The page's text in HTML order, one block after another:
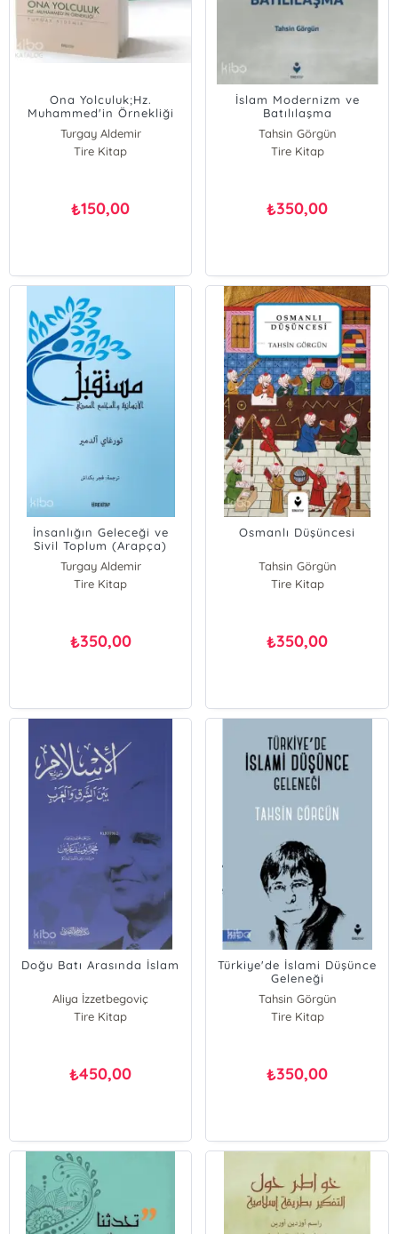
Ona Yolculuk;Hz.
Muhammed'in Örnekliği
Turgay Aldemir
Tire Kitap
₺150,00
İslam Modernizm ve
Batılılaşma
Tahsin Görgün
Tire Kitap
₺350,00
İnsanlığın Geleceği ve
Sivil Toplum (Arapça)
Turgay Aldemir
Tire Kitap
₺350,00
Osmanlı Düşüncesi
Tahsin Görgün
Tire Kitap
₺350,00
Doğu Batı Arasında İslam
Aliya İzzetbegoviç
Tire Kitap
₺450,00
Türkiye'de İslami Düşünce
Geleneği
Tahsin Görgün
Tire Kitap
₺350,00